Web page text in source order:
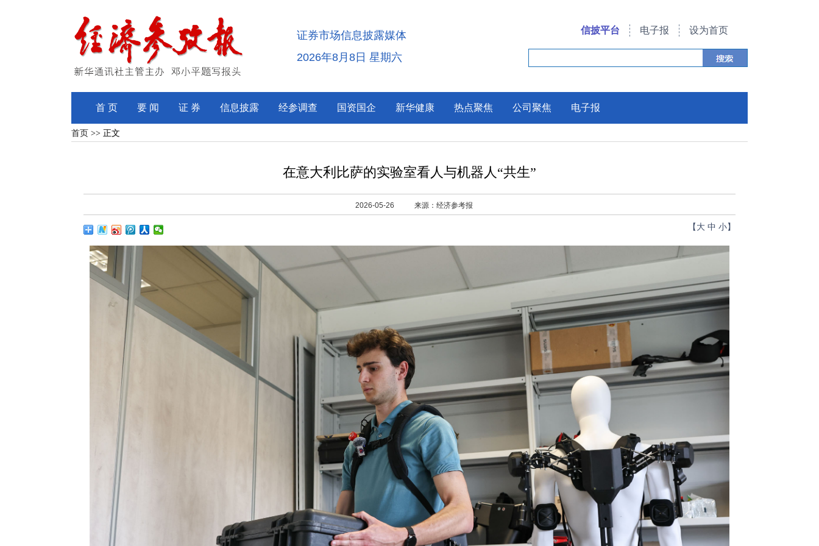
证券市场信息披露媒体
2026年8月8日 星期六
信披平台 电子报 设为首页
首 页 要 闻 证 券 信息披露 经参调查 国资国企 新华健康 热点聚焦 公司聚焦 电子报
首页 >> 正文
在意大利比萨的实验室看人与机器人“共生”
2026-05-26 来源：经济参考报
【 大 中 小】